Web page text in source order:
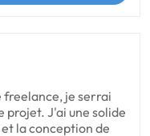
je serrai
projet. J'ai une solide
la conception de